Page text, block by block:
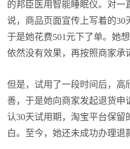
的邦臣医用智能睡眠仪。对一
说，商品页面宣传上写着的30
于是她花费501元下了单。她
依然没有效果，再按照商家承
但是，试用了一段时间后，高
善，于是她向商家发起退货申
认30天试用期，淘宝平台保留
白。至今，她还未成功办理退